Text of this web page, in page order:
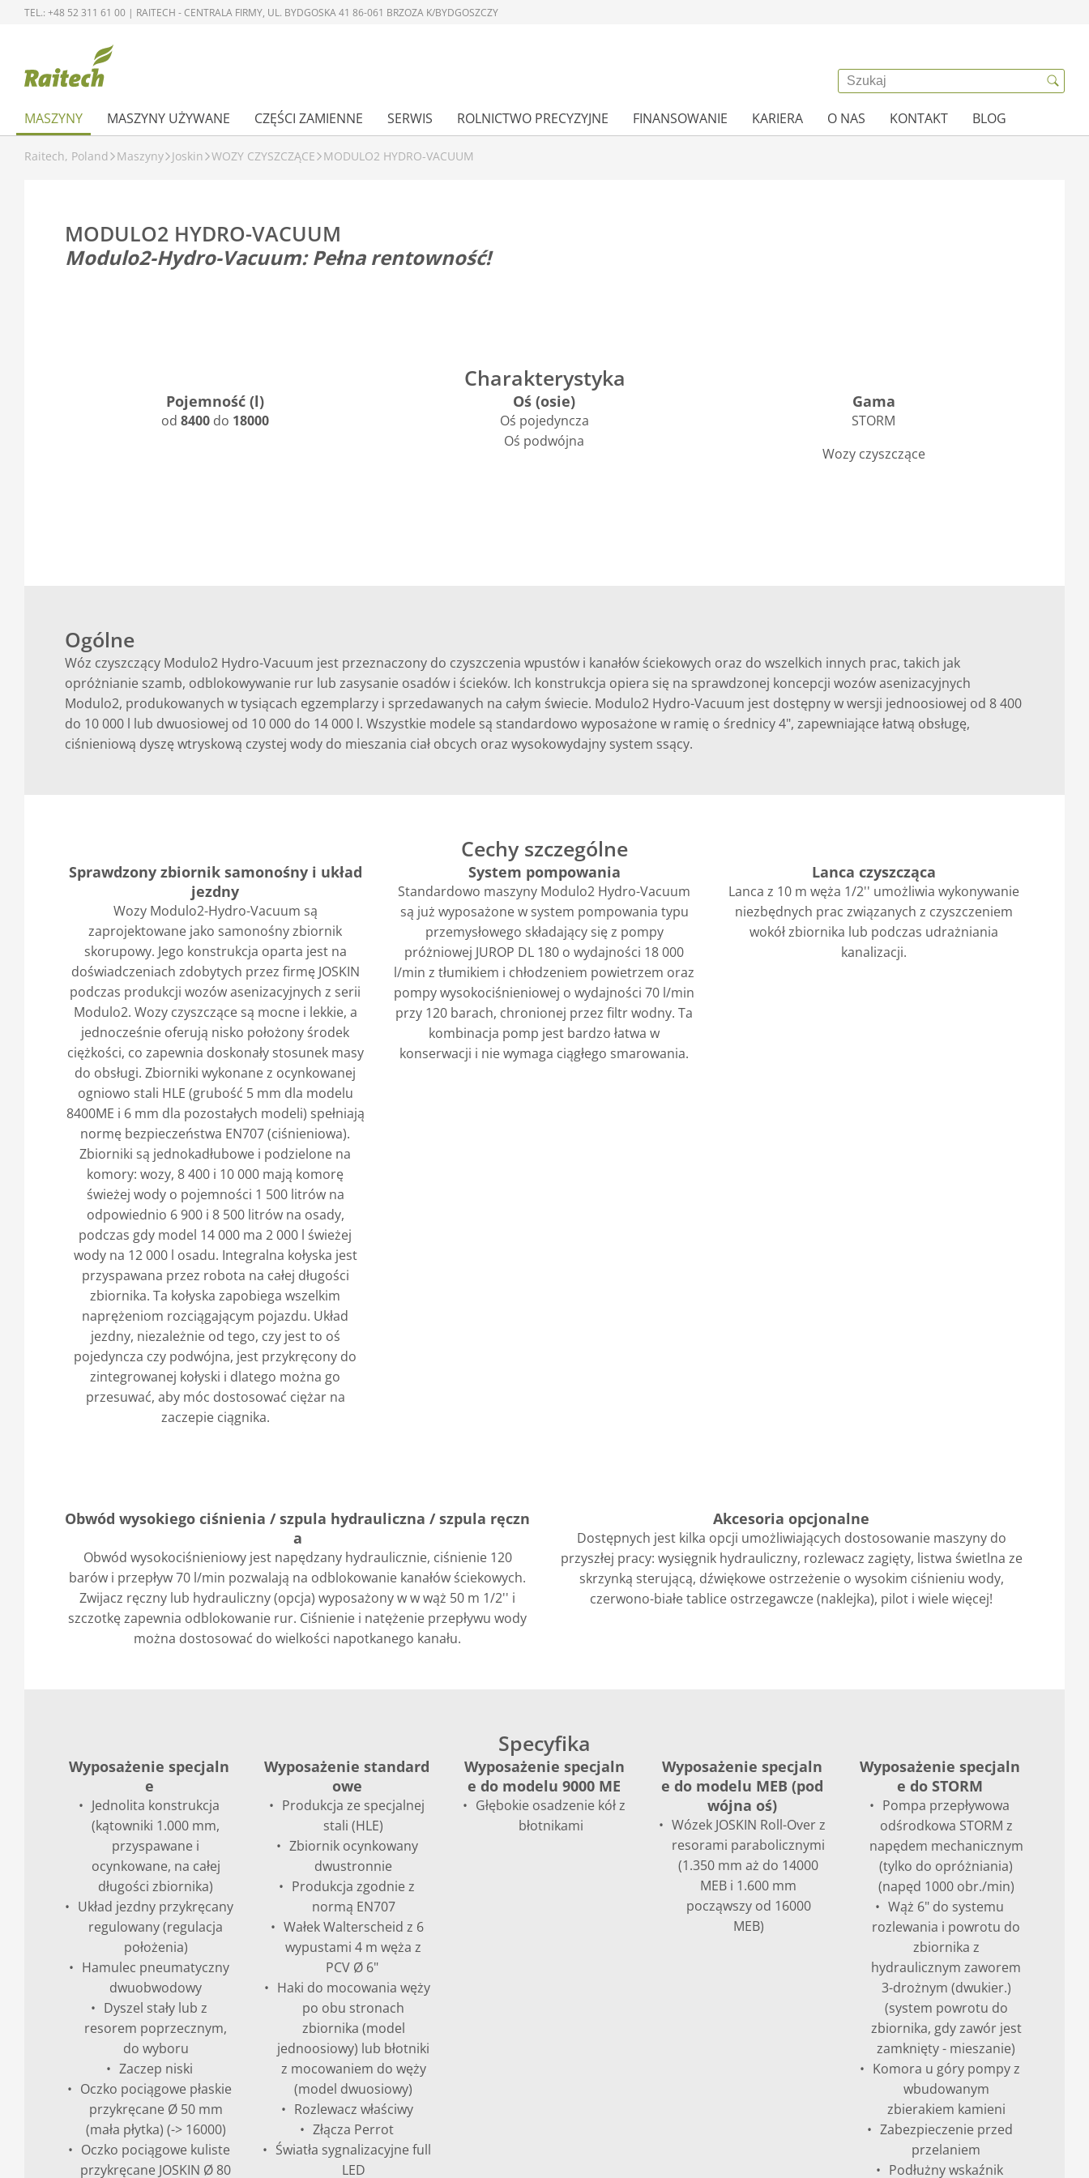
TEL.: +48 52 311 61 00 | RAITECH - CENTRALA FIRMY, UL. BYDGOSKA 41 86-061 BRZOZA K/BYDGOSZCZY
MASZYNY MASZYNY UŻYWANE CZĘŚCI ZAMIENNE SERWIS ROLNICTWO PRECYZYJNE FINANSOWANIE KARIERA O NAS KONTAKT BLOG
Raitech, Poland Maszyny Joskin WOZY CZYSZCZĄCE MODULO2 HYDRO-VACUUM
MODULO2 HYDRO-VACUUM
Modulo2-Hydro-Vacuum: Pełna rentowność!
Charakterystyka
Pojemność (l)
od 8400 do 18000
Oś (osie)
Oś pojedyncza
Oś podwójna
Gama
STORM
Wozy czyszczące
Ogólne
Wóz czyszczący Modulo2 Hydro-Vacuum jest przeznaczony do czyszczenia wpustów i kanałów ściekowych oraz do wszelkich innych prac, takich jak
opróżnianie szamb, odblokowywanie rur lub zasysanie osadów i ścieków. Ich konstrukcja opiera się na sprawdzonej koncepcji wozów asenizacyjnych
Modulo2, produkowanych w tysiącach egzemplarzy i sprzedawanych na całym świecie. Modulo2 Hydro-Vacuum jest dostępny w wersji jednoosiowej od 8 400
do 10 000 l lub dwuosiowej od 10 000 do 14 000 l. Wszystkie modele są standardowo wyposażone w ramię o średnicy 4", zapewniające łatwą obsługę,
ciśnieniową dyszę wtryskową czystej wody do mieszania ciał obcych oraz wysokowydajny system ssący.
Cechy szczególne
Sprawdzony zbiornik samonośny i układ
jezdny
Wozy Modulo2-Hydro-Vacuum są
zaprojektowane jako samonośny zbiornik
skorupowy. Jego konstrukcja oparta jest na
doświadczeniach zdobytych przez firmę JOSKIN
podczas produkcji wozów asenizacyjnych z serii
Modulo2. Wozy czyszczące są mocne i lekkie, a
jednocześnie oferują nisko położony środek
ciężkości, co zapewnia doskonały stosunek masy
do obsługi. Zbiorniki wykonane z ocynkowanej
ogniowo stali HLE (grubość 5 mm dla modelu
8400ME i 6 mm dla pozostałych modeli) spełniają
normę bezpieczeństwa EN707 (ciśnieniowa).
Zbiorniki są jednokadłubowe i podzielone na
komory: wozy, 8 400 i 10 000 mają komorę
świeżej wody o pojemności 1 500 litrów na
odpowiednio 6 900 i 8 500 litrów na osady,
podczas gdy model 14 000 ma 2 000 l świeżej
wody na 12 000 l osadu. Integralna kołyska jest
przyspawana przez robota na całej długości
zbiornika. Ta kołyska zapobiega wszelkim
naprężeniom rozciągającym pojazdu. Układ
jezdny, niezależnie od tego, czy jest to oś
pojedyncza czy podwójna, jest przykręcony do
zintegrowanej kołyski i dlatego można go
przesuwać, aby móc dostosować ciężar na
zaczepie ciągnika.
System pompowania
Standardowo maszyny Modulo2 Hydro-Vacuum
są już wyposażone w system pompowania typu
przemysłowego składający się z pompy
próżniowej JUROP DL 180 o wydajności 18 000
l/min z tłumikiem i chłodzeniem powietrzem oraz
pompy wysokociśnieniowej o wydajności 70 l/min
przy 120 barach, chronionej przez filtr wodny. Ta
kombinacja pomp jest bardzo łatwa w
konserwacji i nie wymaga ciągłego smarowania.
Lanca czyszcząca
Lanca z 10 m węża 1/2'' umożliwia wykonywanie
niezbędnych prac związanych z czyszczeniem
wokół zbiornika lub podczas udrażniania
kanalizacji.
Obwód wysokiego ciśnienia / szpula hydrauliczna / szpula ręczn
a
Obwód wysokociśnieniowy jest napędzany hydraulicznie, ciśnienie 120
barów i przepływ 70 l/min pozwalają na odblokowanie kanałów ściekowych.
Zwijacz ręczny lub hydrauliczny (opcja) wyposażony w w wąż 50 m 1/2'' i
szczotkę zapewnia odblokowanie rur. Ciśnienie i natężenie przepływu wody
można dostosować do wielkości napotkanego kanału.
Akcesoria opcjonalne
Dostępnych jest kilka opcji umożliwiających dostosowanie maszyny do
przyszłej pracy: wysięgnik hydrauliczny, rozlewacz zagięty, listwa świetlna ze
skrzynką sterującą, dźwiękowe ostrzeżenie o wysokim ciśnieniu wody,
czerwono-białe tablice ostrzegawcze (naklejka), pilot i wiele więcej!
Specyfika
Wyposażenie specjaln
e
Jednolita konstrukcja
(kątowniki 1.000 mm,
przyspawane i
ocynkowane, na całej
długości zbiornika)
Układ jezdny przykręcany
regulowany (regulacja
położenia)
Hamulec pneumatyczny
dwuobwodowy
Dyszel stały lub z
resorem poprzecznym,
do wyboru
Zaczep niski
Oczko pociągowe płaskie
przykręcane Ø 50 mm
(mała płytka) (-> 16000)
Oczko pociągowe kuliste
przykręcane JOSKIN Ø 80
Wyposażenie standard
owe
Produkcja ze specjalnej
stali (HLE)
Zbiornik ocynkowany
dwustronnie
Produkcja zgodnie z
normą EN707
Wałek Walterscheid z 6
wypustami 4 m węża z
PCV Ø 6"
Haki do mocowania węży
po obu stronach
zbiornika (model
jednoosiowy) lub błotniki
z mocowaniem do węży
(model dwuosiowy)
Rozlewacz właściwy
Złącza Perrot
Światła sygnalizacyjne full
LED
Wyposażenie specjaln
e do modelu 9000 ME
Głębokie osadzenie kół z
błotnikami
Wyposażenie specjaln
e do modelu MEB (pod
wójna oś)
Wózek JOSKIN Roll-Over z
resorami parabolicznymi
(1.350 mm aż do 14000
MEB i 1.600 mm
począwszy od 16000
MEB)
Wyposażenie specjaln
e do STORM
Pompa przepływowa
odśrodkowa STORM z
napędem mechanicznym
(tylko do opróżniania)
(napęd 1000 obr./min)
Wąż 6" do systemu
rozlewania i powrotu do
zbiornika z
hydraulicznym zaworem
3-drożnym (dwukier.)
(system powrotu do
zbiornika, gdy zawór jest
zamknięty - mieszanie)
Komora u góry pompy z
wbudowanym
zbierakiem kamieni
Zabezpieczenie przed
przelaniem
Podłużny wskaźnik